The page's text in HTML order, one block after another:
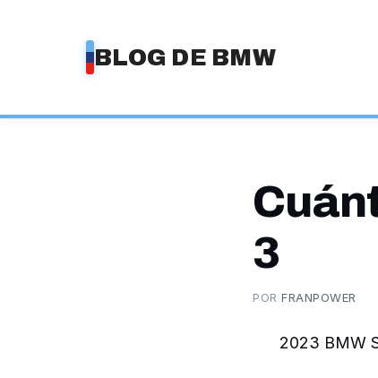
BLOG DE BMW
3
PORFRANPOWER
2023 BMW